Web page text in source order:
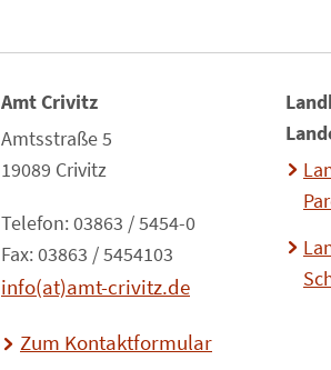
Amt Crivitz
Amtsstraße 5
19089 Crivitz
Telefon: 03863 / 5454-0
Fax: 03863 / 5454103
info(at)amt-crivitz.de
Zum Kontaktformular